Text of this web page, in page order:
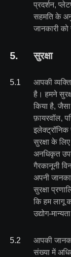
प्रदर्शन,
सहमति के
जानकारी
5. सुरक्षा
5.1
आपकी
है। हमने
किया है,
फ़ायरवॉल,
इलेक्ट्रॉनिक
सुरक्षा के
अनधिकृत
गैरकानूनी
अपनी
सुरक्षा
कि हम लागू
उद्योग-
5.2
आपकी
संख्या में